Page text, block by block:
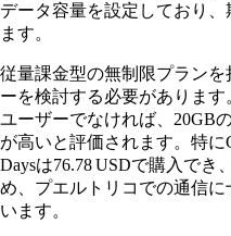
データ容量を設定しており
ます。
従量課金型の無制限プラン
ーを検討する必要がありま
ユーザーでなければ、20GB
が高いと評価されます。特に
Daysは76.78 USDで購入でき
め、プエルトリコでの通信
います。